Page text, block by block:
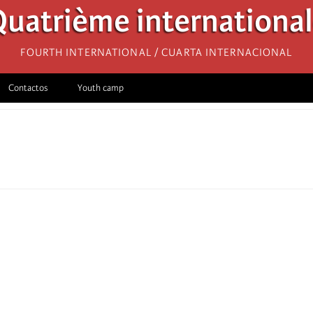
Fourth International / Cuarta Internacional
Contactos Youth camp